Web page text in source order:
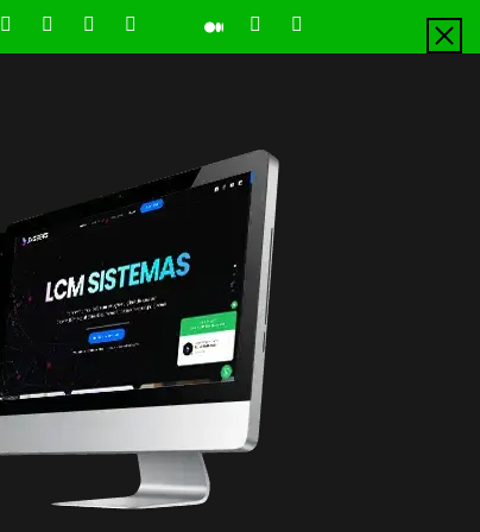
LinkedInInstagramFacebookYoutube PinterestTiktok